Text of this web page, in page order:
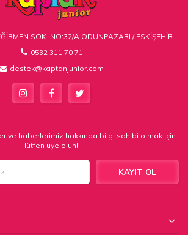
SOK. NO:32/A ODUNPAZARI / ESKİŞEHİR
0532 311 70 71
destek@kaptanjunior.com
ve haberlerimiz hakkında bilgi sahibi olmak için
lütfen üye olun!
KAYIT OL